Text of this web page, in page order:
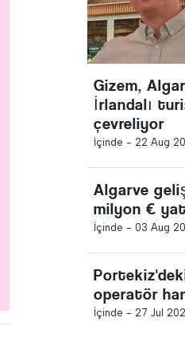
Gizem,
İrlandalı
çevreliyor
İçinde - 22 Aug
Algarve
milyon €
İçinde - 03 Aug
operatör
İçinde - 27 Jul